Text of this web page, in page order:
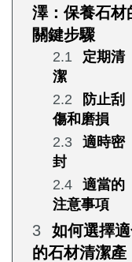
澤：保養石材
關鍵步驟
定期清
潔
防止刮
傷和磨損
適時密
封
適當的
注意事項
如何選擇
的石材清潔產